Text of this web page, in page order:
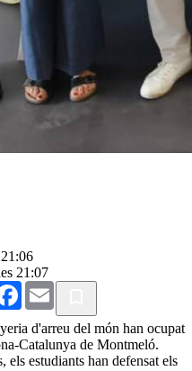
21:07
Facebook
Email
d'arreu del món han ocupat
Catalunya de Montmeló.
els estudiants han defensat els